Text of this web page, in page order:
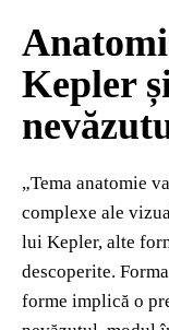
Kepler
„Tema anatomie
complexe ale
lui Kepler, alte
descoperite.
forme implică o